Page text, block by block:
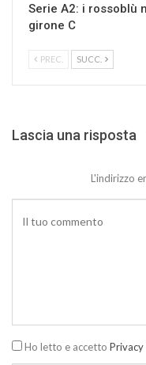
Serie A2: i rossoblù
girone C
PREC. SUCC.
Lascia una risposta
L'indirizzo
Ho letto e accetto Privacy